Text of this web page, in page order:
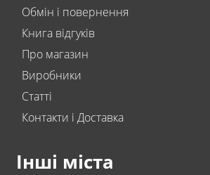
Обмін і повернення
Книга відгуків
Про магазин
Виробники
Статті
Контакти і Доставка
Інші міста